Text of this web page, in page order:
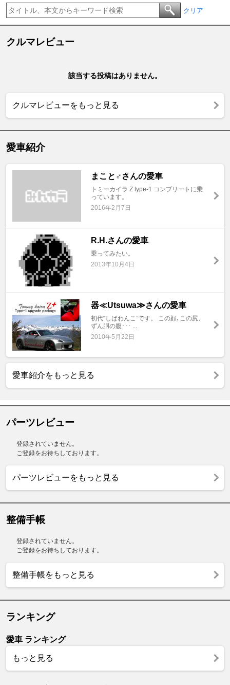
クリア
クルマレビュー
該当する投稿はありません。
クルマレビューをもっと見る
愛車紹介
まこと♂さんの愛車
トミーカイラ Z type-1 コンプリートに乗
っています。
2016年2月7日
R.H.さんの愛車
乗ってみたい。
2013年10月4日
器≪Utsuwa≫さんの愛車
初代“しばわんこ”です。 この顔､この尻、
ずん胴の腹･･･ ...
2010年5月22日
愛車紹介をもっと見る
パーツレビュー
登録されていません。
ご登録をお待ちしております。
パーツレビューをもっと見る
整備手帳
登録されていません。
ご登録をお待ちしております。
整備手帳をもっと見る
ランキング
愛車 ランキング
もっと見る